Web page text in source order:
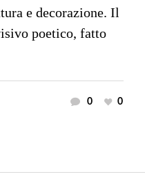
e decorazione. Il
poetico, fatto
0 0